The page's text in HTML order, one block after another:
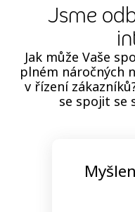
Jsme
Jak může Vaše
plném náročných
v řízení
se spojit se